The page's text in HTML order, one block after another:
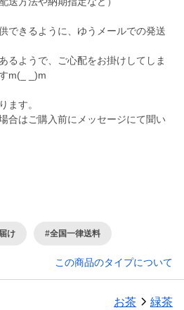
できるように、ゆうメールでの発送
るようで、ご心配をお掛けしてしま
m(_ _)m
ます。
合はご購入前にメッセージにて聞い
け #全国一律送料
この商品のタイプについて
お茶 緑茶